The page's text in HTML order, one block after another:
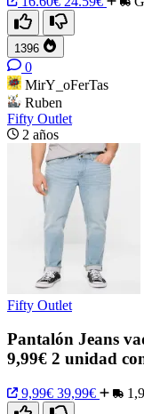
1396
0
MirY_oFerTas
Ruben
Fifty Outlet
2 años
Fifty Outlet
Pantalón Jeans
9,99€ 2 unidad
9,99€ 39,99€